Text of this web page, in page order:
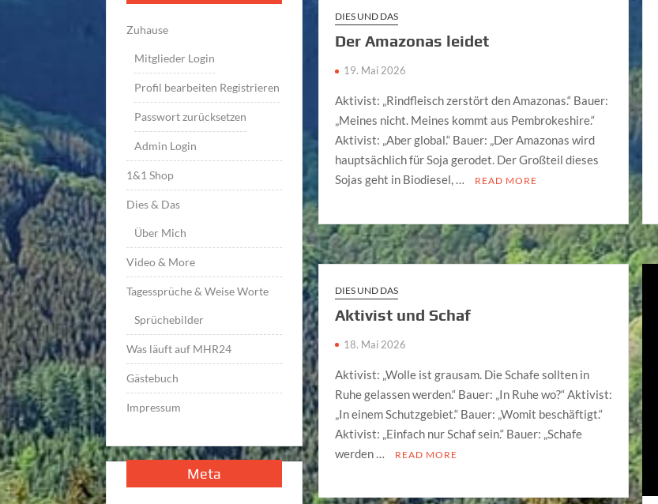
DIES UND DAS
Der Amazonas leidet
19. Mai 2026
Aktivist: „Rindfleisch zerstört den Amazonas.“ Bauer:
„Meines nicht. Meines kommt aus Pembrokeshire.“
Aktivist: „Aber global.“ Bauer: „Der Amazonas wird
hauptsächlich für Soja gerodet. Der Großteil dieses
Sojas geht in Biodiesel, …
READ MORE
DIES UND DAS
Aktivist und Schaf
18. Mai 2026
Aktivist: „Wolle ist grausam. Die Schafe sollten in
Ruhe gelassen werden.“ Bauer: „In Ruhe wo?“ Aktivist:
„In einem Schutzgebiet.“ Bauer: „Womit beschäftigt.“
Aktivist: „Einfach nur Schaf sein.“ Bauer: „Schafe
werden …
READ MORE
Zuhause
Mitglieder Login
Profil bearbeiten Registrieren
Passwort zurücksetzen
Admin Login
1&1 Shop
Dies & Das
Über Mich
Video & More
Tagessprüche & Weise Worte
Sprüchebilder
Was läuft auf MHR24
Gästebuch
Impressum
Meta